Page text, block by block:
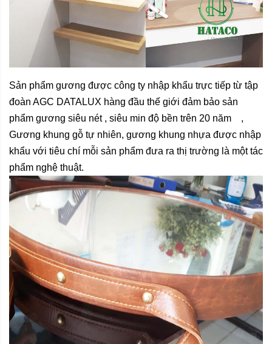
Sản phẩm gương được công ty nhập khẩu trực tiếp từ tập
đoàn AGC DATALUX hàng đầu thế giới đảm bảo sản
phẩm gương siêu nét , siêu min độ bền trên 20 năm ,
Gương khung gỗ tự nhiên, gương khung nhựa được nhập
khẩu với tiêu chí mỗi sản phẩm đưa ra thị trường là một tác
phẩm nghệ thuật.